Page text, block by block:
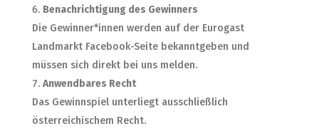
Benachrichtigung des Gewinners
Die Gewinner*innen werden auf der Eurogast
Landmarkt Facebook-Seite bekanntgeben und
müssen sich direkt bei uns melden.
Anwendbares Recht
Das Gewinnspiel unterliegt ausschließlich
österreichischem Recht.